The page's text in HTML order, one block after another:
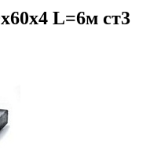
L=6м ст3